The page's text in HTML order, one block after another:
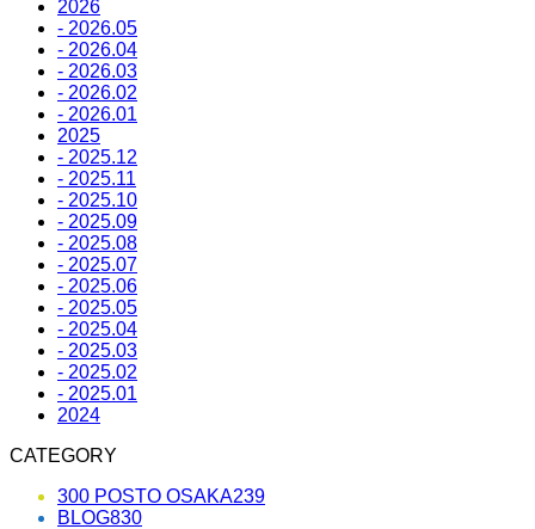
2026
- 2026.05
- 2026.04
- 2026.03
- 2026.02
- 2026.01
2025
- 2025.12
- 2025.11
- 2025.10
- 2025.09
- 2025.08
- 2025.07
- 2025.06
- 2025.05
- 2025.04
- 2025.03
- 2025.02
- 2025.01
2024
CATEGORY
300 POSTO OSAKA239
BLOG830